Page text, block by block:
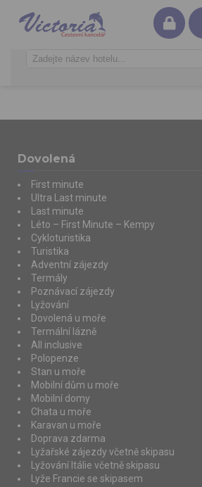
Dovolená
First minute
Ultra Last minute
Last minute
Léto – First Minute – Kempy
Cykloturistika
Turistika
Adventní zájezdy
Termály
Poznávací zájezdy
Lyžování
Dovolená u moře
Termální lázně
All inclusive
Polopenze
Stan u moře
Mobilní dům u moře
Mobilní domy
Chata u moře
Karavan u moře
Doprava zdarma
Lyžařské zájezdy včetně skipasu
Lyžování Itálie včetně skipasu
Lyže Francie se skipasem